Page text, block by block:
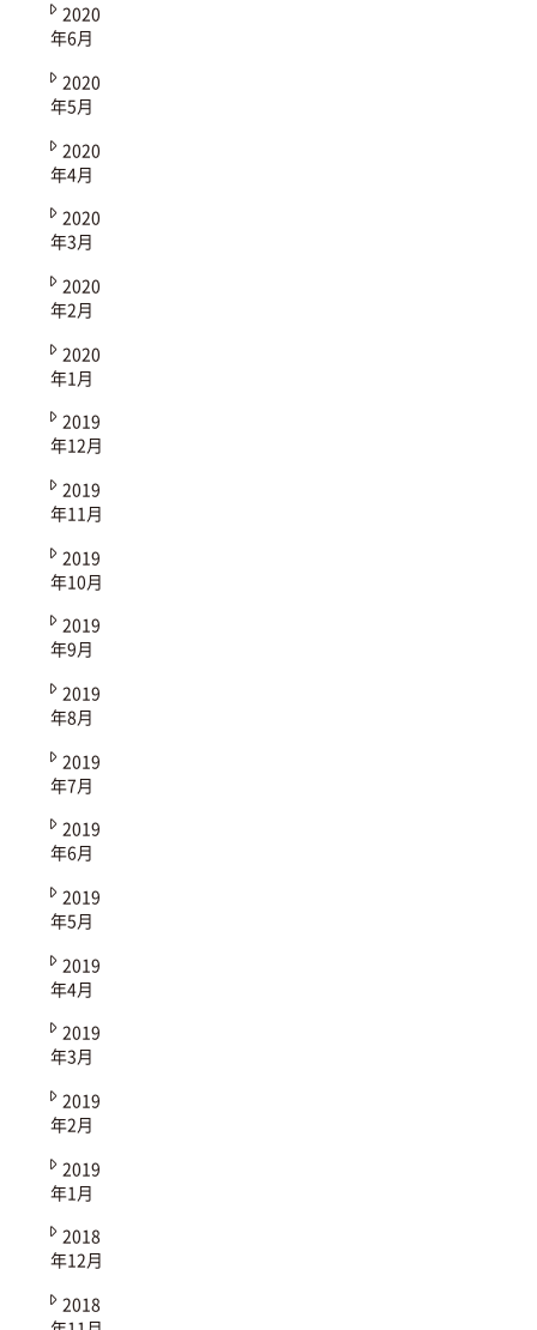
2020
年6月
2020
年5月
2020
年4月
2020
年3月
2020
年2月
2020
年1月
2019
年12月
2019
年11月
2019
年10月
2019
年9月
2019
年8月
2019
年7月
2019
年6月
2019
年5月
2019
年4月
2019
年3月
2019
年2月
2019
年1月
2018
年12月
2018